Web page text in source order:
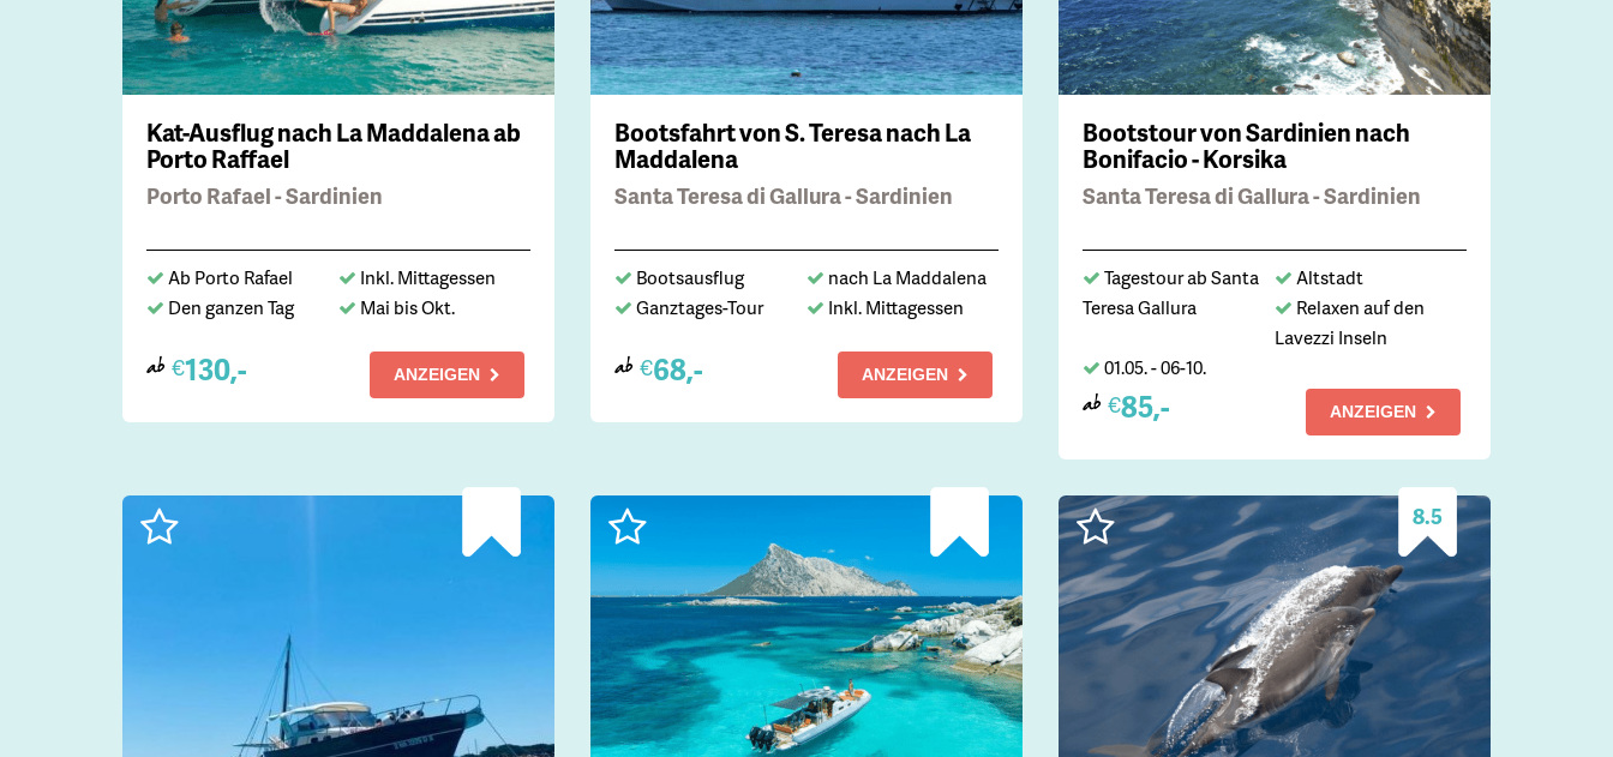
Kat-Ausflug nach La Maddalena ab
Porto Raffael
Porto Rafael - Sardinien
Ab Porto Rafael
Inkl. Mittagessen
Den ganzen Tag
Mai bis Okt.
ab €130,- ANZEIGEN
Bootsfahrt von S. Teresa nach La
Maddalena
Santa Teresa di Gallura - Sardinien
Bootsausflug
nach La Maddalena
Ganztages-Tour
Inkl. Mittagessen
ab €68,- ANZEIGEN
Bootstour von Sardinien nach
Bonifacio - Korsika
Santa Teresa di Gallura - Sardinien
Tagestour ab Santa
Teresa Gallura
Altstadt
Relaxen auf den
Lavezzi Inseln
01.05. - 06-10.
ab €85,- ANZEIGEN
8.5